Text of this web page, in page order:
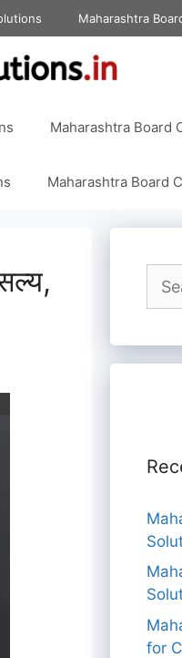
Maharashtra
Maharashtra Board
Maharashtra Board
for:
for